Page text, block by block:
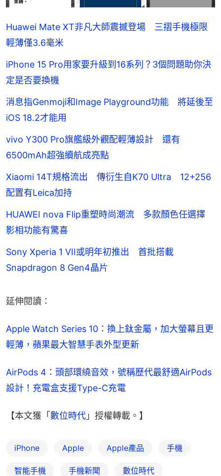
Huawei Mate XT非凡大師震撼登場 三摺手機極限
輕薄僅3.6毫米
iPhone 15 Pro用家要升級到16系列？3個問題助你決
定是否要換機
消息指Genmoji和Image Playground功能 將延後至
iOS 18.2才能用
vivo Y300 Pro旗艦級外觀配輕薄設計 還有
6500mAh超強續航成亮點
Xiaomi 14T規格流出 傳衍生自K70 Ultra 12+256
配置有Leica加持
HUAWEI nova Flip重塑時尚潮流 多款顏色任選擇
影相功能有驚喜
Sony Xperia 1 VII或明年初推出 首批搭載
Snapdragon 8 Gen4晶片
延伸閱讀：
Apple Watch Series 10：換上鈦金屬，加大螢幕且更
輕薄，蘋果最大智慧手表外型更新
AirPods 4：頭部環繞音效，號稱歷代最舒適AirPods
設計！充電盒支援Type-C充電
【本文獲「數位時代 」授權轉載。】
iPhone Apple Apple產品 手機
智能手機 手機新聞 數位時代